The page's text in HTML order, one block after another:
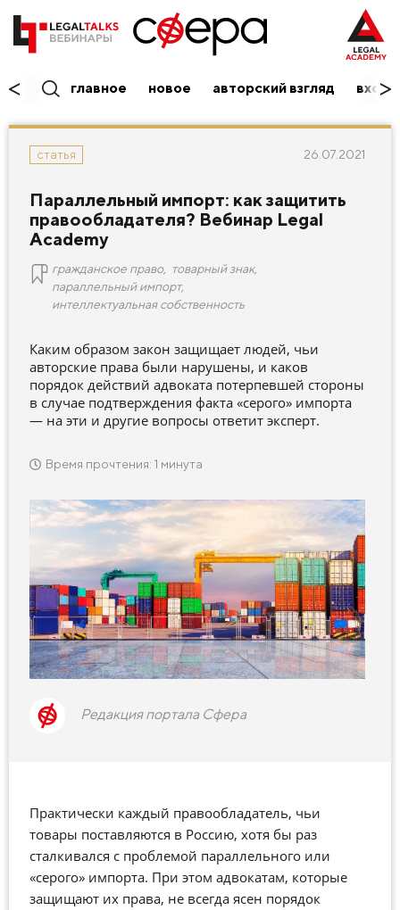
главное новое авторский взгляд вход/
статья 26.07.2021
Параллельный импорт: как защитить
правообладателя? Вебинар Legal
Academy
гражданское право, товарный знак,
параллельный импорт,
интеллектуальная собственность
Каким образом закон защищает людей, чьи
авторские права были нарушены, и каков
порядок действий адвоката потерпевшей стороны
в случае подтверждения факта «серого» импорта
— на эти и другие вопросы ответит эксперт.
Время прочтения: 1 минута
Редакция портала Сфера
Практически каждый правообладатель, чьи
товары поставляются в Россию, хотя бы раз
сталкивался с проблемой параллельного или
«серого» импорта. При этом адвокатам, которые
защищают их права, не всегда ясен порядок